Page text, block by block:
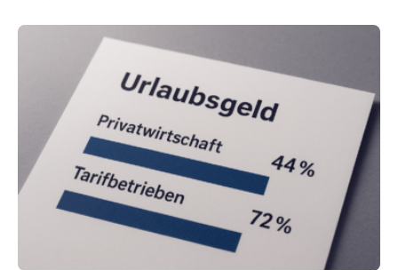
ist demnach Berlin. Betrachtet man nur die Gründungen
der Freiberuflerinnen, so liegt Leipzig an der Spitze. In
Berlin starteten in 2024 die meisten Personen in eine
eigene freiberufliche Existenz, dahinter folgten die
Städte Hamburg, München und Köln. Betrachtet man
hingegen die Existenzgründungsintensität – die Anzahl
der freiberuflichen Gründungen je…